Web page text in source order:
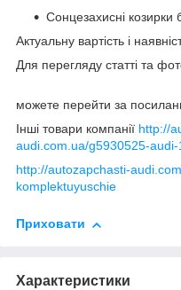
Сонцезахисні козирки
Актуальну вартість і
Для перегляду статті та
можете перейти за
Інші товари компанії http://
audi.com.ua/g5930525-audi-
http://autozapchasti-
komplektuyuschie
Приховати
Характеристики